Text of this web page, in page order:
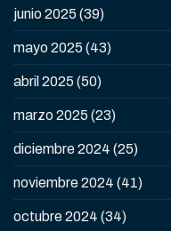
junio 2025 (39)
mayo 2025 (43)
abril 2025 (50)
marzo 2025 (23)
diciembre 2024 (25)
noviembre 2024 (41)
octubre 2024 (34)